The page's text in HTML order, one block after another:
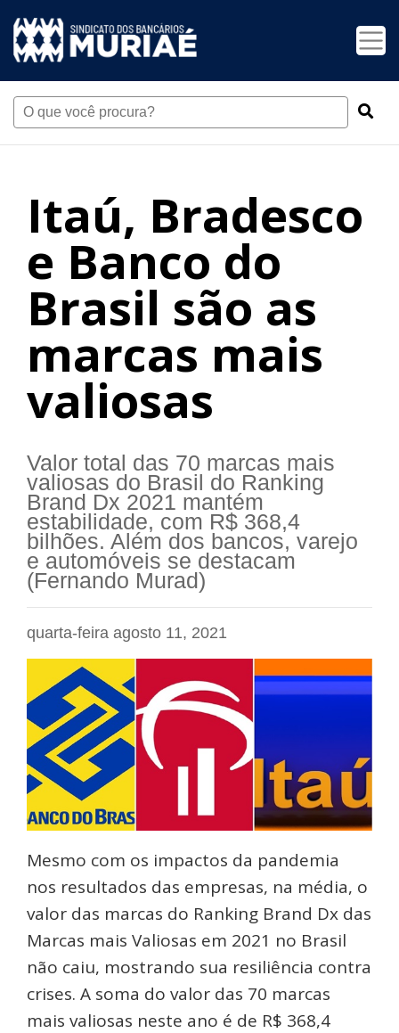
Itaú, Bradesco
e Banco do
Brasil são as
marcas mais
valiosas
Valor total das 70 marcas mais
valiosas do Brasil do Ranking
Brand Dx 2021 mantém
estabilidade, com R$ 368,4
bilhões. Além dos bancos, varejo
e automóveis se destacam
(Fernando Murad)
quarta-feira agosto 11, 2021
Mesmo com os impactos da pandemia
nos resultados das empresas, na média, o
valor das marcas do Ranking Brand Dx das
Marcas mais Valiosas em 2021 no Brasil
não caiu, mostrando sua resiliência contra
crises. A soma do valor das 70 marcas
mais valiosas neste ano é de R$ 368,4